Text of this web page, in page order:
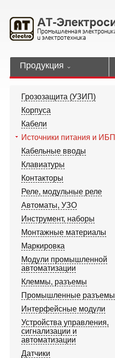
Продукция
Грозозащита (УЗИП)
Корпуса
Кабели
Источники питания и ИБП
Кабельные вводы
Клавиатуры
Контакторы
Реле, модульные реле
Автоматы, УЗО
Инструмент, наборы
Монтажные материалы
Маркировка
Модули промышленной
автоматизации
Клеммы, разъемы
Промышленные разъемы
Интерфейсные модули
Устройства управления,
сигнализации и
автоматизации
Датчики